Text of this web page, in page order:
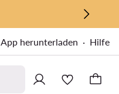
App herunterladen Hilfe